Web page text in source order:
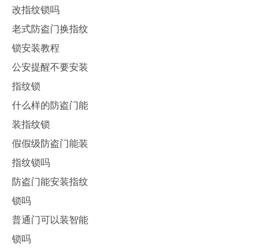
改指纹锁吗
老式防盗门换指纹
锁安装教程
公安提醒不要安装
指纹锁
什么样的防盗门能
装指纹锁
假假级防盗门能装
指纹锁吗
防盗门能安装指纹
锁吗
普通门可以装智能
锁吗